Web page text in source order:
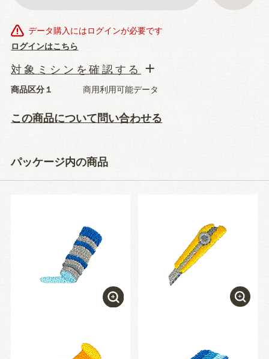
データ購入にはログインが必要です
ログインはこちら
商品区分１ 商用利用可能データ
この商品について問い合わせる
対象ミシンを確認する
パッケージ内の商品